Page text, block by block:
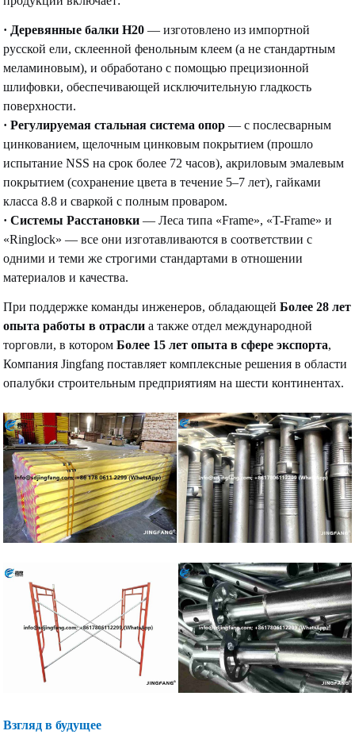
· Деревянные балки H20 — изготовлено из импортной
русской ели, склеенной фенольным клеем (а не стандартным
меламиновым), и обработано с помощью прецизионной
шлифовки, обеспечивающей исключительную гладкость
поверхности.
·Регулируемая стальная система опор — с послесварным
цинкованием, щелочным цинковым покрытием (прошло
испытание NSS на срок более 72 часов), акриловым эмалевым
покрытием (сохранение цвета в течение 5–7 лет), гайками
класса 8.8 и сваркой с полным проваром.
·Системы Расстановки — Леса типа «Frame», «T-Frame» и
«Ringlock» — все они изготавливаются в соответствии с
одними и теми же строгими стандартами в отношении
материалов и качества.
При поддержке команды инженеров, обладающейБолее 28 лет
опыта работы в отрасли а также отдел международной
торговли, в которомБолее 15 лет опыта в сфере экспорта,
Компания Jingfang поставляет комплексные решения в области
опалубки строительным предприятиям на шести континентах.
Взгляд в будущее